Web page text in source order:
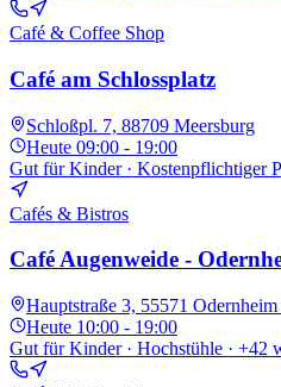
Café & Coffee Shop
Café am Schlossplatz
Schloßpl. 7, 88709 Meersburg
Heute 09:00 - 19:00
Gut für Kinder · Kostenpflichtiger
Cafés & Bistros
Café Augenweide -
Hauptstraße 3, 55571
Heute 10:00 - 19:00
Gut für Kinder · Hochstühle · +42